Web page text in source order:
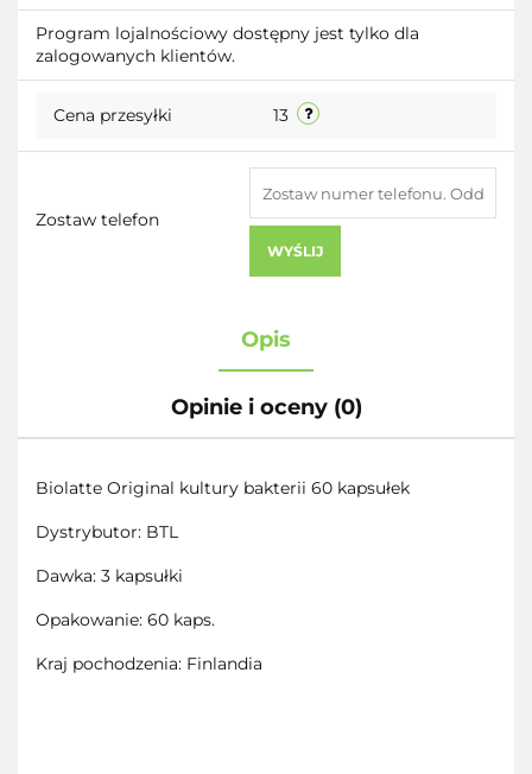
Do
Program lojalnościowy dostępny jest tylko dla
zalogowanych klientów.
Cena przesyłki 13
Zostaw telefon
WYŚLIJ
Opis
Opinie i oceny (0)
Biolatte Original kultury bakterii 60 kapsułek
Dystrybutor: BTL
Dawka: 3 kapsułki
Opakowanie: 60 kaps.
Kraj pochodzenia: Finlandia